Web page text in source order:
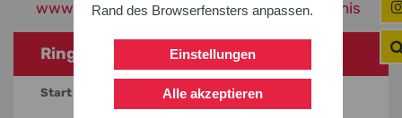
Rand des Browserfensters anpassen.
Einstellungen
Alle akzeptieren
www.tv-pforzheim.de/abteilungen/ringtennis
Ringtennis
Start / Termine